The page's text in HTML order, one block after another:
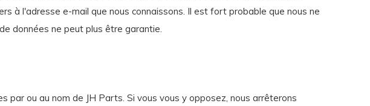
à l'adresse e-mail que nous connaissons. Il est fort probable que nous ne
données ne peut plus être garantie.
ou au nom de JH Parts. Si vous vous y opposez, nous arrêterons